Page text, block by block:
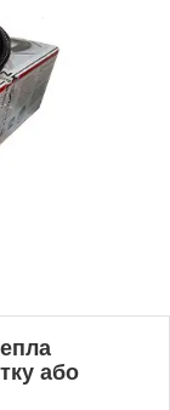
або